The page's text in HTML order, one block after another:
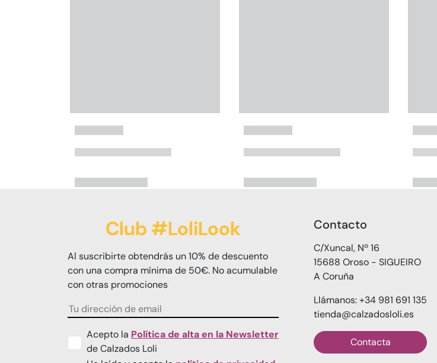
Club #LoliLook
Al suscribirte obtendrás un 10% de descuento
con una compra mínima de 50€. No acumulable
con otras promociones
Acepto la Política de alta en la Newsletter
de Calzados Loli
Contacto
C/Xuncal, Nº 16
15688 Oroso - SIGUEIRO
A Coruña
Llámanos: +34 981 691 135
tienda@calzadosloli.es
Contacta